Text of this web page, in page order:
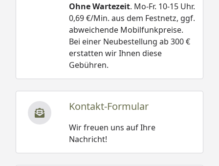
Ohne Wartezeit. Mo-Fr. 10-15 Uhr.
0,69 €/Min. aus dem Festnetz, ggf.
abweichende Mobilfunkpreise.
Bei einer Neubestellung ab 300 €
erstatten wir Ihnen diese
Gebühren.
Kontakt-Formular
Wir freuen uns auf Ihre
Nachricht!